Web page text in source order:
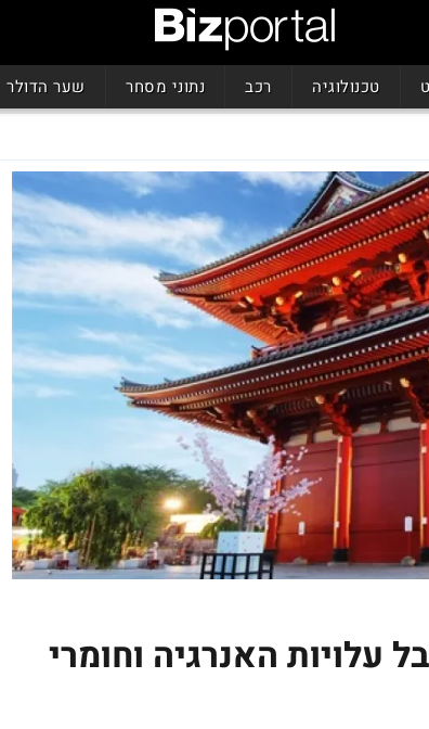
טכנולוגיה רכב נתוני מסחר שער הדולר
עלויות האנרגיה וחומרי